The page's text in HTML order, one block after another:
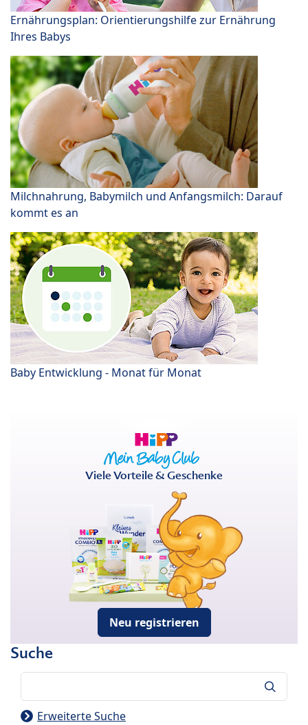
Ernährungsplan: Orientierungshilfe zur Ernährung
Ihres Babys
Milchnahrung, Babymilch und Anfangsmilch: Darauf
kommt es an
Baby Entwicklung - Monat für Monat
Viele Vorteile & Geschenke
Neu registrieren
Suche
Erweiterte Suche